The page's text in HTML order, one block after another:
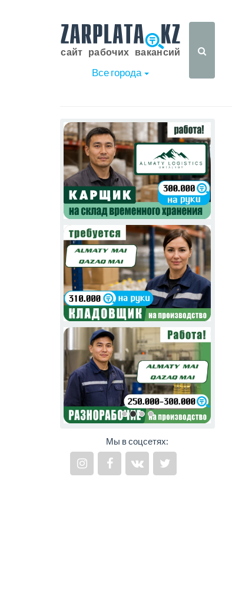
Все города
Мы в соцсетях: